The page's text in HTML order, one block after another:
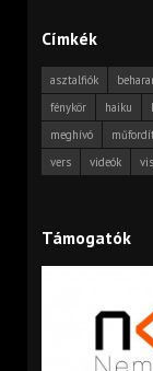
Címkék
asztalfiók
fénykör
haiku
meghívó
vers
videók
Támogatók